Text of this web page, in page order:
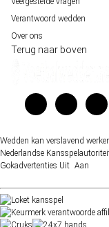
Verantwoord wedden
Over ons
Terug naar boven
Wedden kan verslavend
Nederlandse
Gokadvertenties Uit Aan